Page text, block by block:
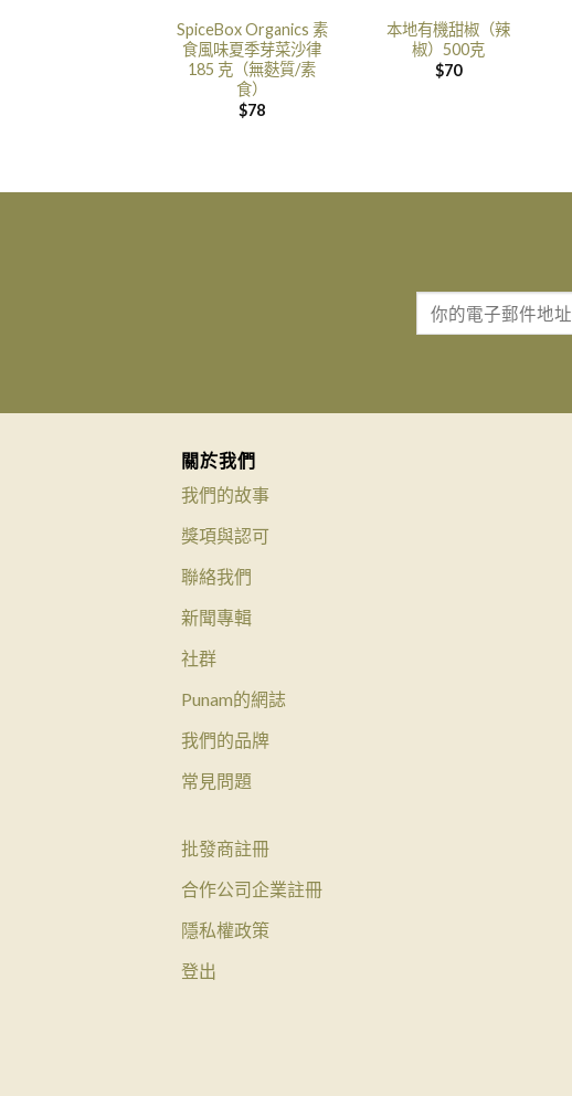
SpiceBox Organics 素
食風味夏季芽菜沙律
185 克（無麩質/素
食）
$78
本地有機甜椒（辣
椒）500克
$70
關於我們
我們的故事
獎項與認可
聯絡我們
新聞專輯
社群
Punam的網誌
我們的品牌
常見問題
批發商註冊
合作公司企業註冊
隱私權政策
登出